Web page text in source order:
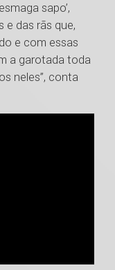
sapo’,
e das rãs que,
e com essas
a garotada toda
neles”, conta